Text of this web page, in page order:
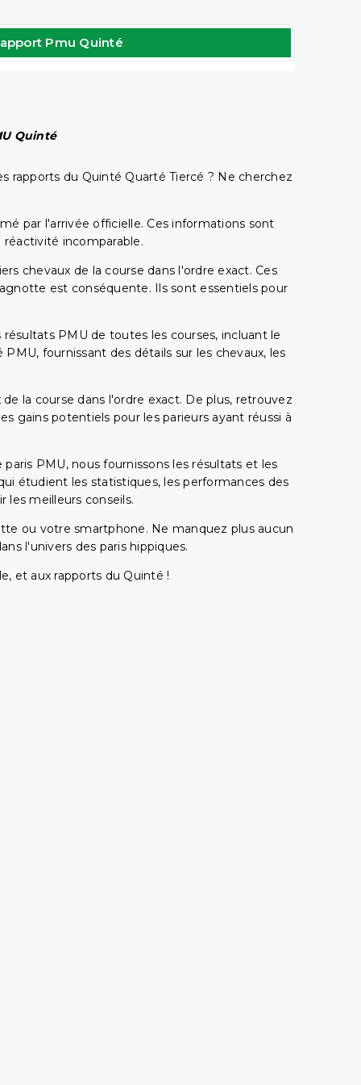
Pmu Quinté
Quinté
rapports du Quinté Quarté Tiercé ? Ne cherchez
par l'arrivée officielle. Ces informations sont
incomparable.
chevaux de la course dans l'ordre exact. Ces
est conséquente. Ils sont essentiels pour
PMU de toutes les courses, incluant le
fournissant des détails sur les chevaux, les
la course dans l'ordre exact. De plus, retrouvez
gains potentiels pour les parieurs ayant réussi à
PMU, nous fournissons les résultats et les
étudient les statistiques, les performances des
les meilleurs conseils.
ou votre smartphone. Ne manquez plus aucun
l'univers des paris hippiques.
et aux rapports du Quinté !